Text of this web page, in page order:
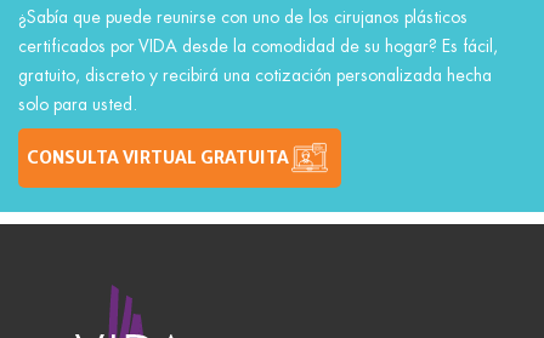
¿Sabía que puede reunirse con uno de los cirujanos plásticos
certificados por VIDA desde la comodidad de su hogar? Es fácil,
gratuito, discreto y recibirá una cotización personalizada hecha
solo para usted.
CONSULTA VIRTUAL GRATUITA